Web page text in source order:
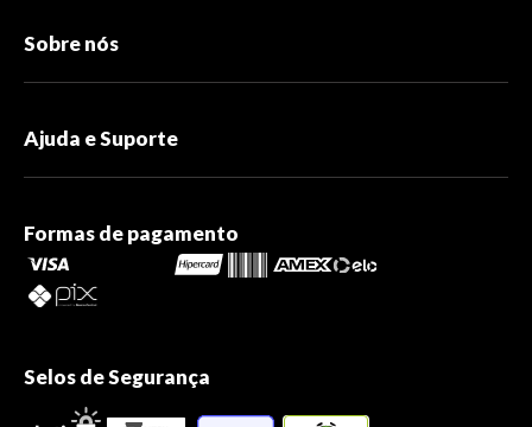
Sobre nós
Ajuda e Suporte
Formas de pagamento
Selos de Segurança